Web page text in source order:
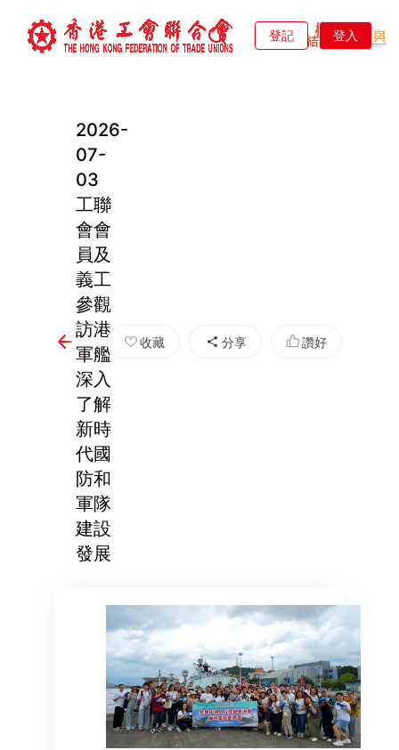
登記 登入
2026-
07-
03
工聯
會會
員及
義工
參觀
訪港
軍艦
深入
了解
新時
代國
防和
軍隊
建設
發展
收藏 分享 讚好